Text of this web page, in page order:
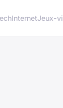
InternetJeux-